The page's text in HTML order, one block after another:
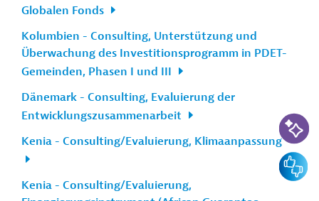
Globalen Fonds
Kolumbien - Consulting, Unterstützung und
Überwachung des Investitionsprogramm in PDET-
Gemeinden, Phasen I und III
Dänemark - Consulting, Evaluierung der
Entwicklungszusammenarbeit
Kenia - Consulting/Evaluierung, Klimaanpassung
Kenia - Consulting/Evaluierung,
KI-